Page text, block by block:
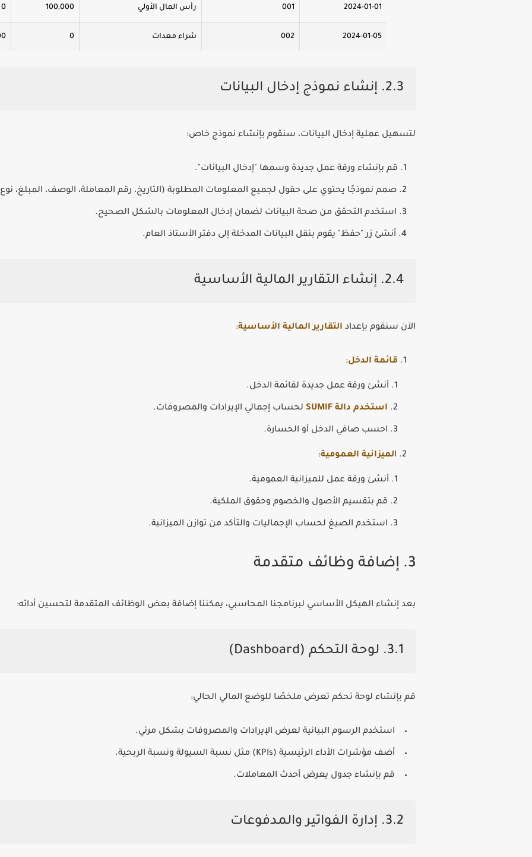
2024-01-01
001 رأس المال الأولي 100,000
0
2024-01-05
002 شراء معدات 0
2.3. إنشاء نموذج إدخال البيانات
لتسهيل عملية إدخال البيانات، سنقوم بإنشاء نموذج خاص:
قم بإنشاء ورقة عمل جديدة وسمها "إدخال البيانات".
صمم نموذجًا يحتوي على حقول لجميع المعلومات المطلوبة (التاريخ، رقم المعاملة، الوصف، المبلغ،
استخدم التحقق من صحة البيانات لضمان إدخال المعلومات بالشكل الصحيح.
أنشئ زر "حفظ" يقوم بنقل البيانات المدخلة إلى دفتر الأستاذ العام.
2.4. إنشاء التقارير المالية الأساسية
الآن سنقوم بإعداد التقارير المالية الأساسية:
قائمة الدخل:
أنشئ ورقة عمل جديدة لقائمة الدخل.
استخدم دالة SUMIF لحساب إجمالي الإيرادات والمصروفات.
احسب صافي الدخل أو الخسارة.
الميزانية العمومية:
أنشئ ورقة عمل للميزانية العمومية.
قم بتقسيم الأصول والخصوم وحقوق الملكية.
استخدم الصيغ لحساب الإجماليات والتأكد من توازن الميزانية.
3. إضافة وظائف متقدمة
بعد إنشاء الهيكل الأساسي لبرنامجنا المحاسبي، يمكننا إضافة بعض الوظائف المتقدمة لتحسين أدائه:
3.1. لوحة التحكم (Dashboard)
قم بإنشاء لوحة تحكم تعرض ملخصًا للوضع المالي الحالي:
استخدم الرسوم البيانية لعرض الإيرادات والمصروفات بشكل مرئي.
أضف مؤشرات الأداء الرئيسية (KPIs) مثل نسبة السيولة ونسبة الربحية.
قم بإنشاء جدول يعرض أحدث المعاملات.
3.2. إدارة الفواتير والمدفوعات